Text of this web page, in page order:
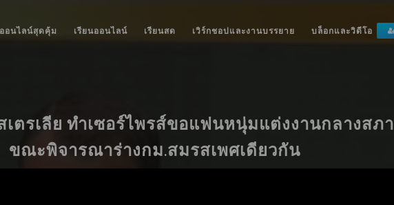
อนไลน์สุดคุ้ม เรียนออนไลน์ เรียนสด เวิร์กชอปและงานบรรยาย บล็อกและวิดีโอ
เตรเลีย ทำเซอร์ไพรส์ขอแฟนหนุ่มแต่งงานกลางสภา
ขณะพิจารณาร่างกม.สมรสเพศเดียวกัน